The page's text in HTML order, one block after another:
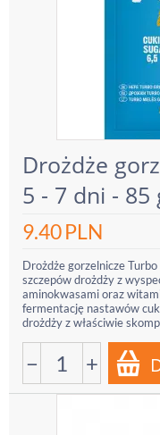
Drożdże
5 - 7 dni - 85
9.40PLN
Drożdże gorzelnicze
szczepów drożdży z
aminokwasami oraz
fermentację nastawów
drożdży z właściwie
− +